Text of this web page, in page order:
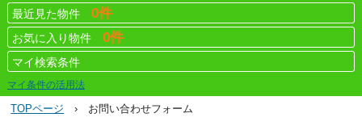
最近見た物件 0件
お気に入り物件 0件
マイ検索条件
マイ条件の活用法
TOPページ › お問い合わせフォーム